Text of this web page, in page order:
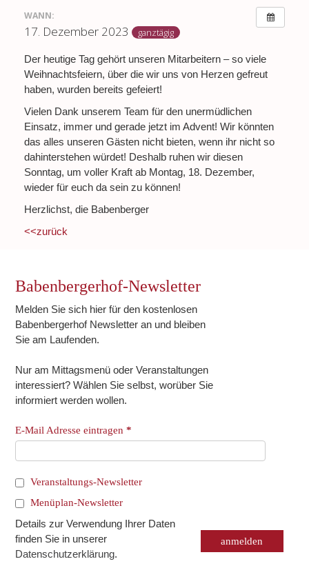
WANN:
17. Dezember 2023 ganztägig
Der heutige Tag gehört unseren Mitarbeitern – so viele
Weihnachtsfeiern, über die wir uns von Herzen gefreut
haben, wurden bereits gefeiert!
Vielen Dank unserem Team für den unermüdlichen
Einsatz, immer und gerade jetzt im Advent! Wir könnten
das alles unseren Gästen nicht bieten, wenn ihr nicht so
dahinterstehen würdet! Deshalb ruhen wir diesen
Sonntag, um voller Kraft ab Montag, 18. Dezember,
wieder für euch da sein zu können!
Herzlichst, die Babenberger
<<zurück
Babenbergerhof-Newsletter
Melden Sie sich hier für den kostenlosen
Babenbergerhof Newsletter an und bleiben
Sie am Laufenden.
Nur am Mittagsmenü oder Veranstaltungen
interessiert? Wählen Sie selbst, worüber Sie
informiert werden wollen.
E-Mail Adresse eintragen*
Veranstaltungs-Newsletter
Menüplan-Newsletter
Details zur Verwendung Ihrer Daten
finden Sie in unserer
Datenschutzerklärung.